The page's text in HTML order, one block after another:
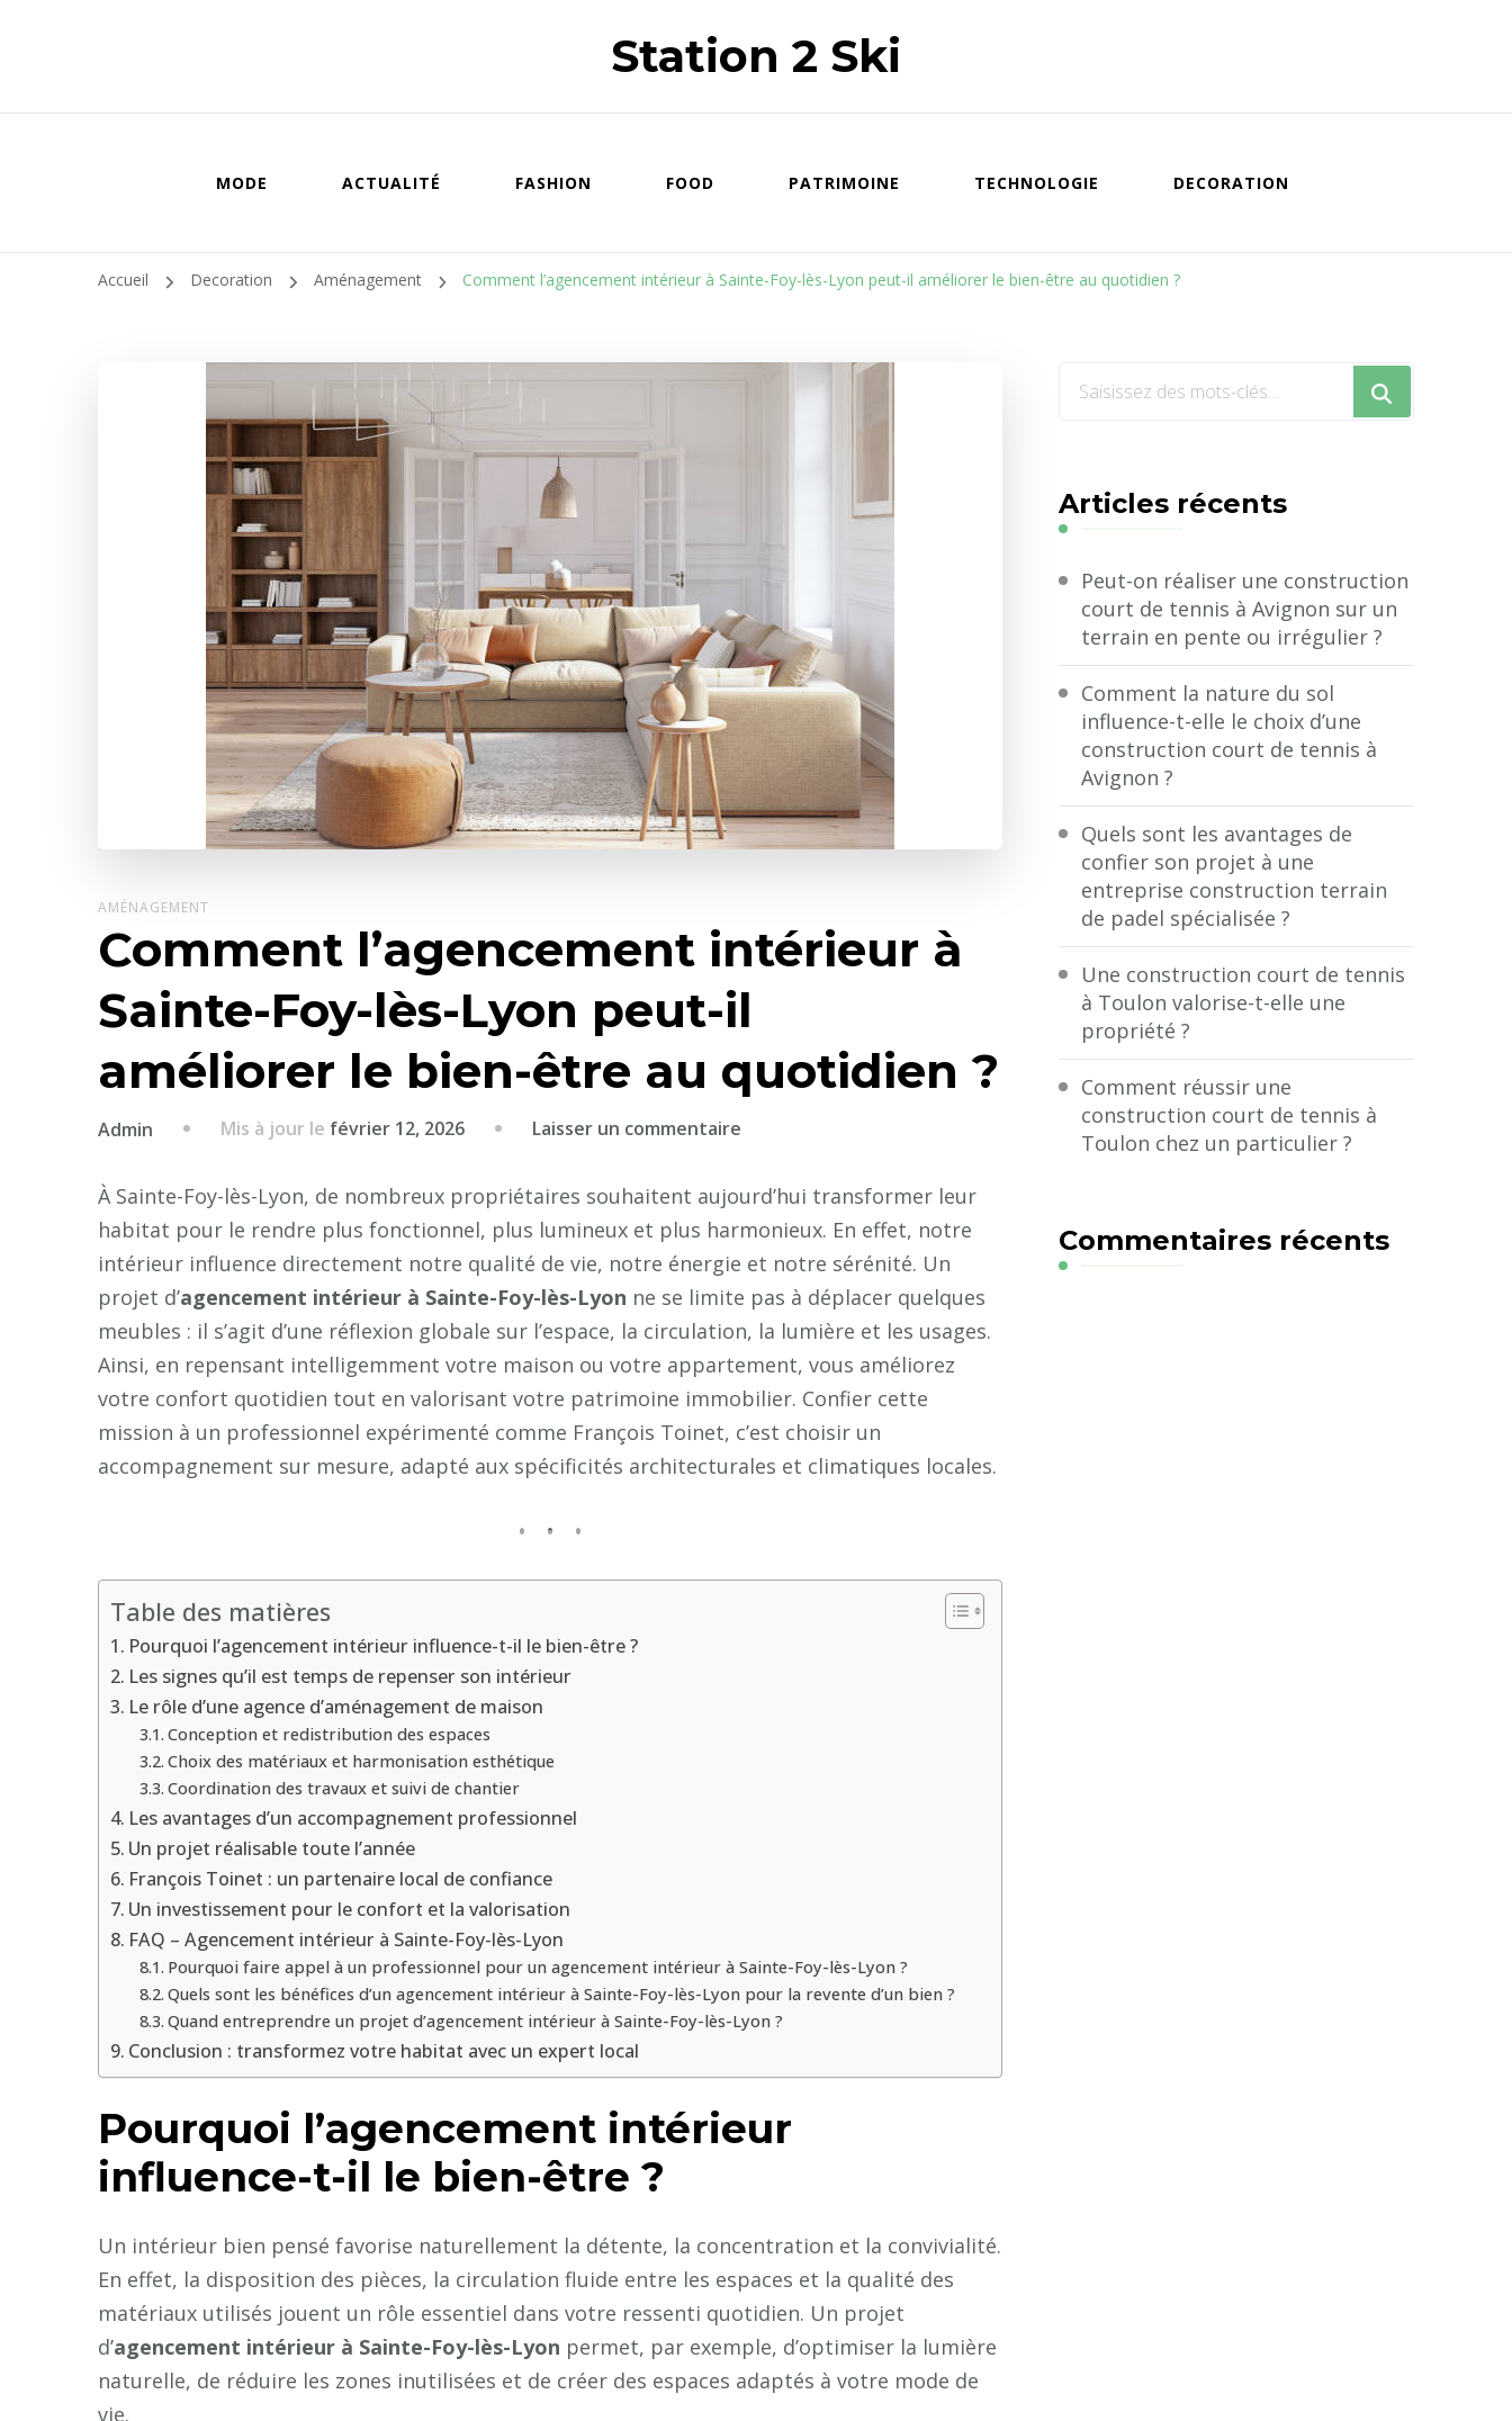
Station 2 Ski
MODE ACTUALITÉ FASHION FOOD PATRIMOINE TECHNOLOGIE DECORATION
Accueil Decoration Aménagement Comment l’agencement intérieur à Sainte-Foy-lès-Lyon peut-il améliorer le bien-être au quotidien ?
AMÉNAGEMENT
Comment l’agencement intérieur à
Sainte-Foy-lès-Lyon peut-il
améliorer le bien-être au quotidien ?
Admin Mis à jour le février 12, 2026 Laisser un commentaire
l’agencement
intérieur
Sainte-
Foy-
lès-
Lyon
peut-
il
améliorer
au
À Sainte-Foy-lès-Lyon, de nombreux propriétaires souhaitent aujourd’hui transformer leur
habitat pour le rendre plus fonctionnel, plus lumineux et plus harmonieux. En effet, notre
intérieur influence directement notre qualité de vie, notre énergie et notre sérénité. Un
projet d’agencement intérieur à Sainte-Foy-lès-Lyon ne se limite pas à déplacer quelques
meubles : il s’agit d’une réflexion globale sur l’espace, la circulation, la lumière et les usages.
Ainsi, en repensant intelligemment votre maison ou votre appartement, vous améliorez
votre confort quotidien tout en valorisant votre patrimoine immobilier. Confier cette
mission à un professionnel expérimenté comme François Toinet, c’est choisir un
accompagnement sur mesure, adapté aux spécificités architecturales et climatiques locales.
Table des matières
Pourquoi l’agencement intérieur influence-t-il le bien-être ?
Les signes qu’il est temps de repenser son intérieur
Le rôle d’une agence d’aménagement de maison
Conception et redistribution des espaces
Choix des matériaux et harmonisation esthétique
Coordination des travaux et suivi de chantier
Les avantages d’un accompagnement professionnel
Un projet réalisable toute l’année
François Toinet : un partenaire local de confiance
Un investissement pour le confort et la valorisation
FAQ – Agencement intérieur à Sainte-Foy-lès-Lyon
Pourquoi faire appel à un professionnel pour un agencement intérieur à Sainte-Foy-lès-Lyon ?
Quels sont les bénéfices d’un agencement intérieur à Sainte-Foy-lès-Lyon pour la revente d’un bien ?
Quand entreprendre un projet d’agencement intérieur à Sainte-Foy-lès-Lyon ?
Conclusion : transformez votre habitat avec un expert local
Pourquoi l’agencement intérieur
influence-t-il le bien-être ?
Un intérieur bien pensé favorise naturellement la détente, la concentration et la convivialité.
En effet, la disposition des pièces, la circulation fluide entre les espaces et la qualité des
matériaux utilisés jouent un rôle essentiel dans votre ressenti quotidien. Un projet
d’agencement intérieur à Sainte-Foy-lès-Lyon permet, par exemple, d’optimiser la lumière
naturelle, de réduire les zones inutilisées et de créer des espaces adaptés à votre mode de
vie.
Vous
?
Articles récents
Peut-on réaliser une construction
court de tennis à Avignon sur un
terrain en pente ou irrégulier ?
Comment la nature du sol
influence-t-elle le choix d’une
construction court de tennis à
Avignon ?
Quels sont les avantages de
confier son projet à une
entreprise construction terrain
de padel spécialisée ?
Une construction court de tennis
à Toulon valorise-t-elle une
propriété ?
Comment réussir une
construction court de tennis à
Toulon chez un particulier ?
Commentaires récents